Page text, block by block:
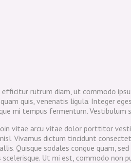
rutrum diam, ut commodo
quis, venenatis ligula. Integer
mi tempus fermentum. Vestibulum
vitae arcu vitae dolor porttitor
Vivamus dictum tincidunt
Quisque sodales congue quam,
Ut mi est, commodo non